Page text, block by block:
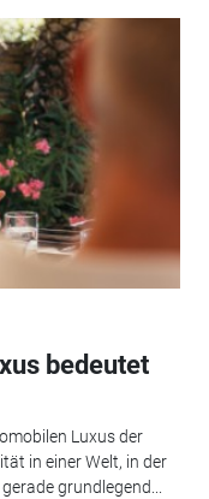
bedeutet
Luxus der
in einer Welt, in der
grundlegend...